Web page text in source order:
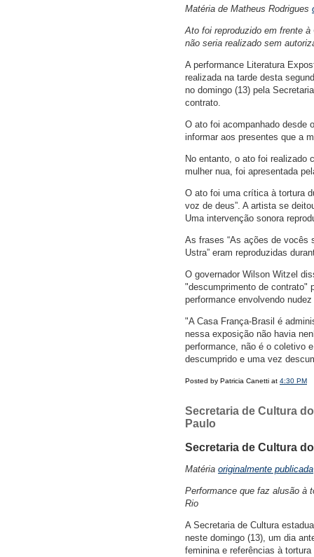
Matéria de Matheus Rodrigues
Ato foi reproduzido em frente
não seria realizado sem
A performance Literatura
realizada na tarde desta
no domingo (13) pela
contrato.
O ato foi acompanhado desde
informar aos presentes que a
No entanto, o ato foi realizado
mulher nua, foi apresentada
O ato foi uma crítica à tortura
voz de deus”. A artista se
Uma intervenção sonora
As frases “As ações de vocês
Ustra” eram reproduzidas
O governador Wilson Witzel
"descumprimento de contrato"
performance envolvendo
"A Casa França-Brasil é
nessa exposição não havia
performance, não é o coletivo
descumprido e uma vez
Posted by Patricia Canetti at 4:30 PM
Secretaria de Cultura
Paulo
Secretaria de Cultura
Matéria originalmente publicada
Performance que faz alusão à
Rio
A Secretaria de Cultura
neste domingo (13), um dia
feminina e referências à